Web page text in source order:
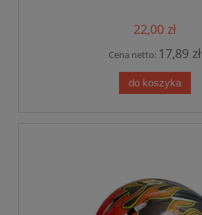
22,00 zł
Cena netto: 17,89 zł
do koszyka